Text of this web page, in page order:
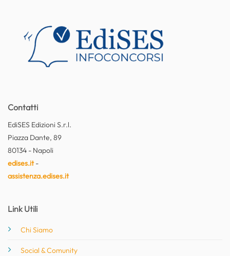
Contatti
EdiSES Edizioni S.r.l.
Piazza Dante, 89
80134 - Napoli
edises.it-
assistenza.edises.it
Link Utili
Chi Siamo
Social & Comunity